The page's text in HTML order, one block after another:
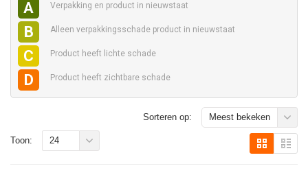
A Verpakking en product in nieuwstaat
B Alleen verpakkingsschade product in nieuwstaat
C Product heeft lichte schade
D Product heeft zichtbare schade
Sorteren op: Meest bekeken
Toon: 24